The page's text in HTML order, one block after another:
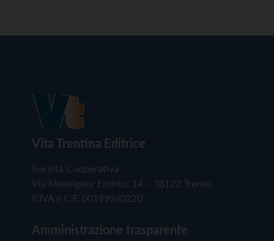
Vita Trentina Editrice
Società Cooperativa
Via Monsignor Endrici, 14 – 38122 Trento
P.IVA e C.F. 00199960220
Amministrazione trasparente